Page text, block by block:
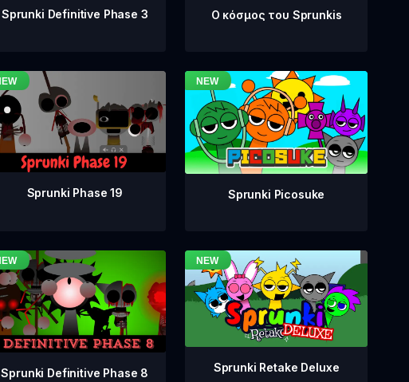
Sprunki Definitive Phase 3 Ο κόσμος του Sprunkis
Sprunki Phase 19 Sprunki Picosuke
Sprunki Definitive Phase 8 Sprunki Retake Deluxe